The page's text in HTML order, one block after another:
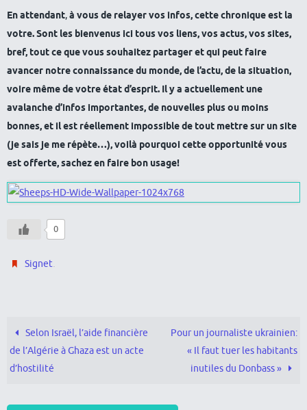
En attendant,à vous de relayer vos infos, cette chronique est la
votre. Sont les bienvenus ici tous vos liens, vos actus, vos sites,
bref, tout ce que vous souhaitez partager et qui peut faire
avancer notre connaissance du monde, de l’actu, de la situation,
voire même de votre état d’esprit. Il y a actuellement une
avalanche d’infos importantes, de nouvelles plus ou moins
bonnes, et il est réellement impossible de tout mettre sur un site
(je sais je me répète…), voilà pourquoi cette opportunité vous
est offerte, sachez en faire bon usage!
0
Signet.
Selon Israël, l’aide financière
de l’Algérie à Ghaza est un acte
d’hostilité
Pour un journaliste ukrainien:
« Il faut tuer les habitants
inutiles du Donbass »